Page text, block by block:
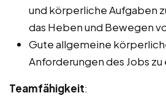
und körperliche Aufgaben
das Heben und Bewegen
Gute allgemeine
Anforderungen des Jobs zu
Teamfähigkeit: